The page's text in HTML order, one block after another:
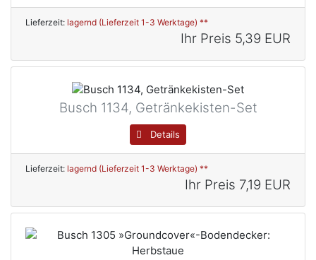
Lieferzeit: lagernd (Lieferzeit 1-3 Werktage) **
Ihr Preis 5,39 EUR
Busch 1134, Getränkekisten-Set
Details
Lieferzeit: lagernd (Lieferzeit 1-3 Werktage) **
Ihr Preis 7,19 EUR